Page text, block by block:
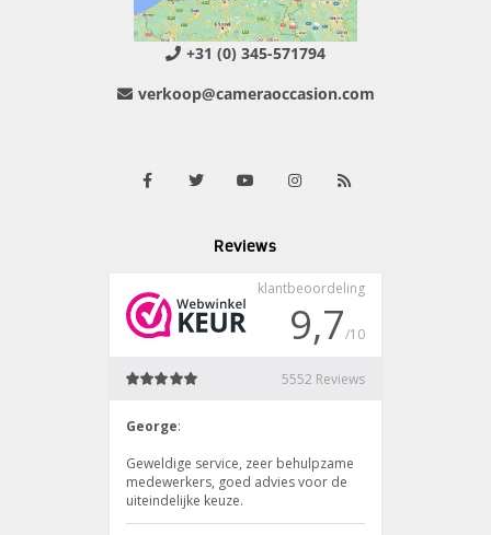
+31 (0) 345-571794
verkoop@cameraoccasion.com
Reviews